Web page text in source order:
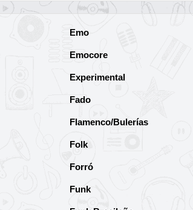
Emo
Emocore
Experimental
Fado
Flamenco/Bulerías
Folk
Forró
Funk